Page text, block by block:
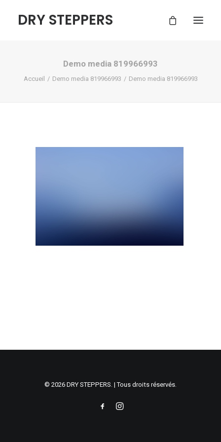
DRY STEPPERS
ACCUEIL
Demo media 819966993
Accueil Demo media 819966993 Demo media 819966993
© 2026 DRY STEPPERS. | Tous droits réservés.